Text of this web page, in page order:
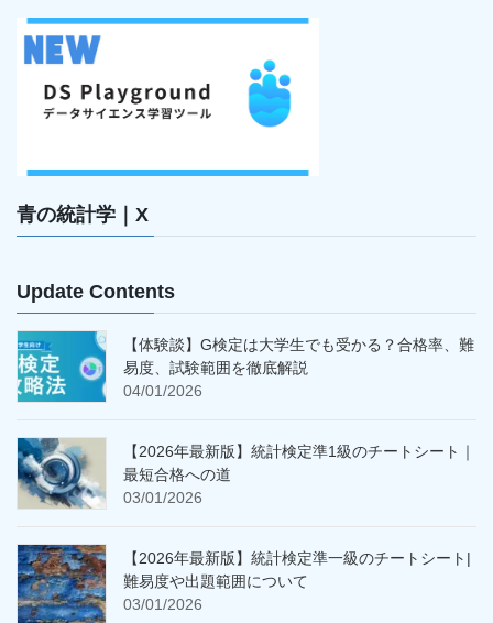
青の統計学｜X
Update Contents
【体験談】G検定は大学生でも受かる？合格率、難
易度、試験範囲を徹底解説
04/01/2026
【2026年最新版】統計検定準1級のチートシート｜
最短合格への道
03/01/2026
【2026年最新版】統計検定準一級のチートシート|
難易度や出題範囲について
03/01/2026